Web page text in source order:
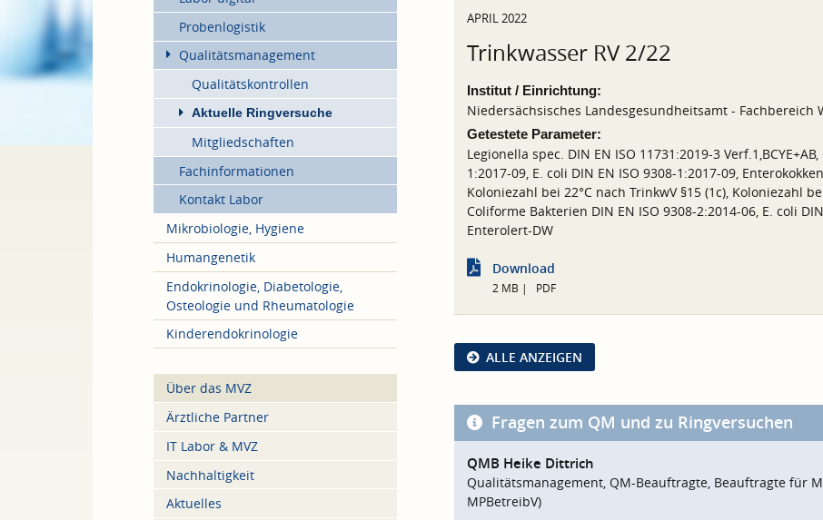
Probenlogistik
Qualitätsmanagement
Qualitätskontrollen
Aktuelle Ringversuche
Mitgliedschaften
Fachinformationen
Kontakt Labor
Mikrobiologie, Hygiene
Humangenetik
Endokrinologie, Diabetologie,
Osteologie und Rheumatologie
Kinderendokrinologie
Über das MVZ
Ärztliche Partner
IT Labor & MVZ
Nachhaltigkeit
Aktuelles
APRIL 2022
Trinkwasser RV 2/22
Institut / Einrichtung:
Niedersächsisches Landesgesundheitsamt - Fachbereich
Getestete Parameter:
Legionella spec. DIN EN ISO 11731:2019-3
1:2017-09, E. coli DIN EN ISO 9308-1:2017-09,
Koloniezahl bei 22°C nach TrinkwV §15 (1c), Koloniezahl
Coliforme Bakterien DIN EN ISO 9308-2:2014-06, E. coli
Enterolert-DW
Download
2 MB PDF
ALLE ANZEIGEN
Fragen zum QM und zu Ringversuchen
QMB Heike Dittrich
Qualitätsmanagement, QM-Beauftragte, Beauftragte für
MPBetreibV)